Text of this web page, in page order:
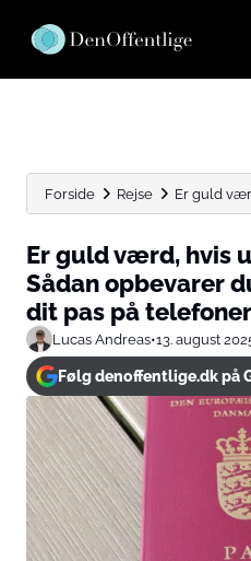
Forside Rejse Er guld
Er guld værd, hvis
Sådan opbevarer
dit pas på
Lucas Andreas•13. august
Følg denoffentlige.dk på